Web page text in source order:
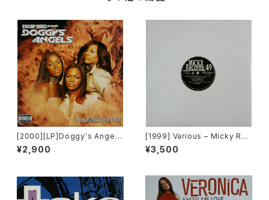
[2000][LP]Doggy's Angels
– Pleezbaleevit! [TVT Rec
ords][2枚組]
¥2,900
[1999] Various – Micky Rec
ord Vol. 49 [Micky Record
s Inc.][PROMO]
¥3,500